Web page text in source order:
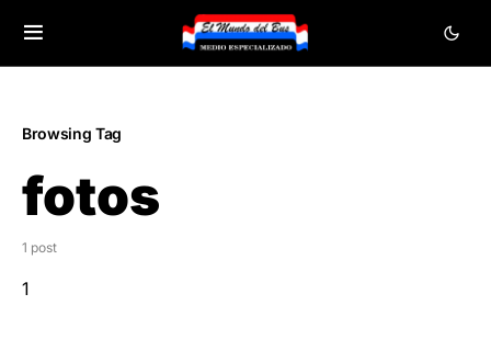
Browsing Tag
fotos
1 post
1